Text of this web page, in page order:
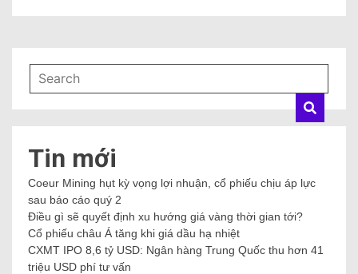
Tin mới
Coeur Mining hụt kỳ vọng lợi nhuận, cổ phiếu chịu áp lực
sau báo cáo quý 2
Điều gì sẽ quyết định xu hướng giá vàng thời gian tới?
Cổ phiếu châu Á tăng khi giá dầu hạ nhiệt
CXMT IPO 8,6 tỷ USD: Ngân hàng Trung Quốc thu hơn 41
triệu USD phí tư vấn